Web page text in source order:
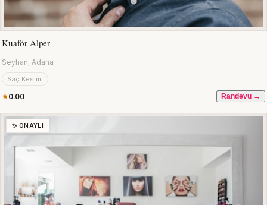
Kuaför Alper
Seyhan, Adana
Saç Kesimi
0.00 Randevu →
✨ ONAYLI